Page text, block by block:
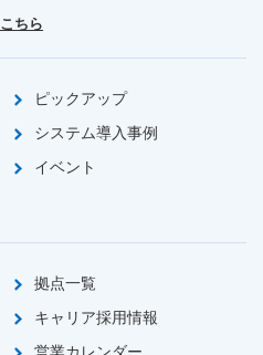
こちら
ピックアップ
システム導入事例
イベント
拠点一覧
キャリア採用情報